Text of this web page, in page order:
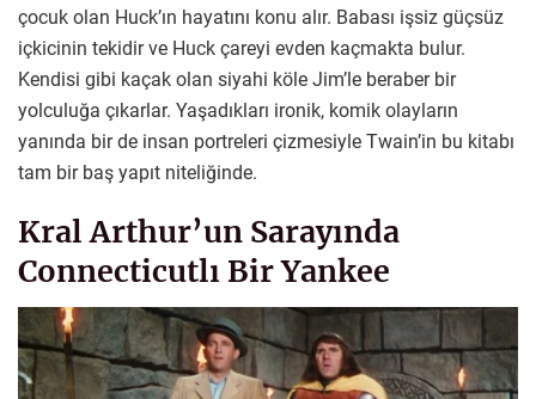
çocuk olan Huck’ın hayatını konu alır. Babası işsiz güçsüz
içkicinin tekidir ve Huck çareyi evden kaçmakta bulur.
Kendisi gibi kaçak olan siyahi köle Jim’le beraber bir
yolculuğa çıkarlar. Yaşadıkları ironik, komik olayların
yanında bir de insan portreleri çizmesiyle Twain’in bu kitabı
tam bir baş yapıt niteliğinde.
Kral Arthur’un Sarayında
Connecticutlı Bir Yankee